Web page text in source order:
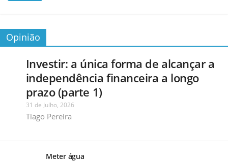
Opinião
Investir: a única forma de alcançar a
independência financeira a longo
prazo (parte 1)
31 de Julho, 2026
Tiago Pereira
Meter água